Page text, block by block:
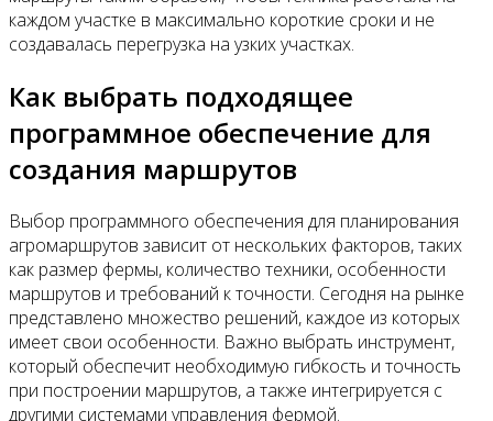
каждом участке в максимально короткие сроки и не
создавалась перегрузка на узких участках.
Как выбрать подходящее
программное обеспечение для
создания маршрутов
Выбор программного обеспечения для планирования
агромаршрутов зависит от нескольких факторов, таких
как размер фермы, количество техники, особенности
маршрутов и требований к точности. Сегодня на рынке
представлено множество решений, каждое из которых
имеет свои особенности. Важно выбрать инструмент,
который обеспечит необходимую гибкость и точность
при построении маршрутов, а также интегрируется с
другими системами управления фермой.